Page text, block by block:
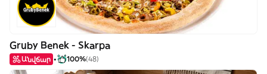
Gruby Benek - Skarpa
Անվճար 100%(48)